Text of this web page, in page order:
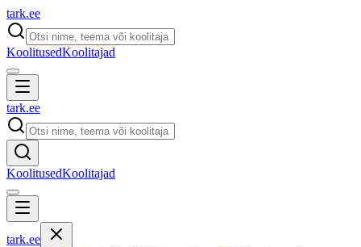
tark.ee
KoolitusedKoolitajad
tark.ee
KoolitusedKoolitajad
tark.ee